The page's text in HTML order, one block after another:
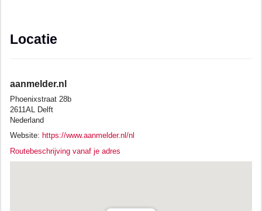
Locatie
aanmelder.nl
Phoenixstraat 28b
2611AL Delft
Nederland
Website: https://www.aanmelder.nl/nl
Routebeschrijving vanaf je adres